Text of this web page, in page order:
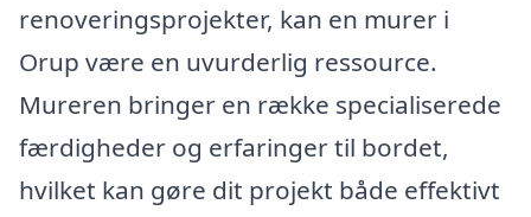
renoveringsprojekter, kan en murer i
Orup være en uvurderlig ressource.
Mureren bringer en række specialiserede
færdigheder og erfaringer til bordet,
hvilket kan gøre dit projekt både effektivt